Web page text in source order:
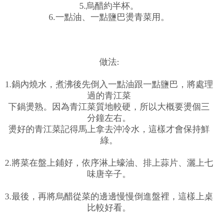
5.烏醋約半杯。
6.一點油、一點鹽巴燙青菜用。
做法:
1.鍋內燒水，煮沸後先倒入一點油跟一點鹽巴，將處理
過的青江菜
下鍋燙熟。因為青江菜質地較硬，所以大概要燙個三
分鐘左右。
燙好的青江菜記得馬上拿去沖冷水，這樣才會保持鮮
綠。
2.將菜在盤上鋪好，依序淋上蠔油、排上蒜片、灑上七
味唐辛子。
3.最後，再將烏醋從菜的邊邊慢慢倒進盤裡，這樣上桌
比較好看。